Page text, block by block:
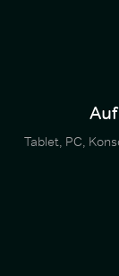
Tablet, PC,